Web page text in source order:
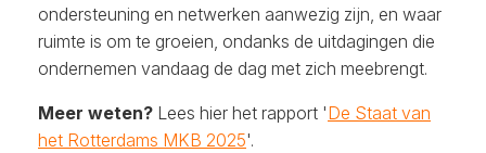
ondersteuning en netwerken aanwezig zijn, en waar
ruimte is om te groeien, ondanks de uitdagingen die
ondernemen vandaag de dag met zich meebrengt.
Meer weten? Lees hier het rapport 'De Staat van
het Rotterdams MKB 2025'.